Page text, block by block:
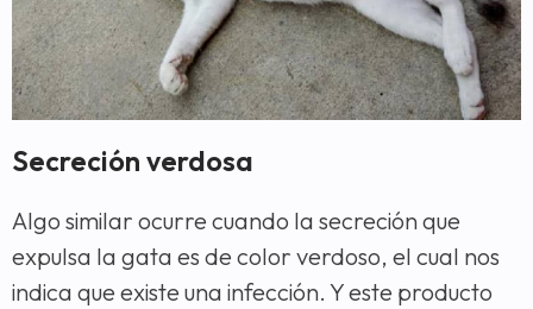
Secreción verdosa
Algo similar ocurre cuando la secreción que
expulsa la gata es de color verdoso, el cual nos
indica que existe una infección. Y este producto